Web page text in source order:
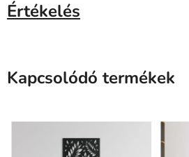
Értékelés
Kapcsolódó termékek